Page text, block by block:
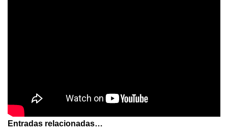
Entradas relacionadas…